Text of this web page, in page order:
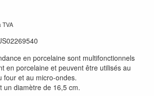
TVA
en porcelaine sont multifonctionnels
en porcelaine et peuvent être utilisés au
four et au micro-ondes.
un diamètre de 16,5 cm.